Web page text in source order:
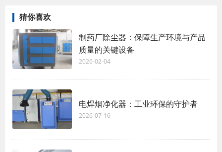
猜你喜欢
制药厂除尘器：保障生产环境与产品
质量的关键设备
2026-02-04
电焊烟净化器：工业环保的守护者
2026-07-16